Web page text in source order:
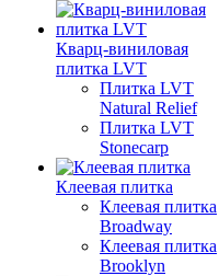
Кварц-виниловая
плитка LVT
Плитка LVT
Natural Relief
Плитка LVT
Stonecarp
Клеевая плитка
Клеевая плитка
Broadway
Клеевая плитка
Brooklyn